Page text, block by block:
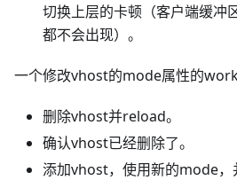
切换上层的卡顿（客户端缓冲
都不会出现）。
一个修改vhost的mode属性的
删除vhost并reload。
确认vhost已经删除了。
添加vhost，使用新的mode，